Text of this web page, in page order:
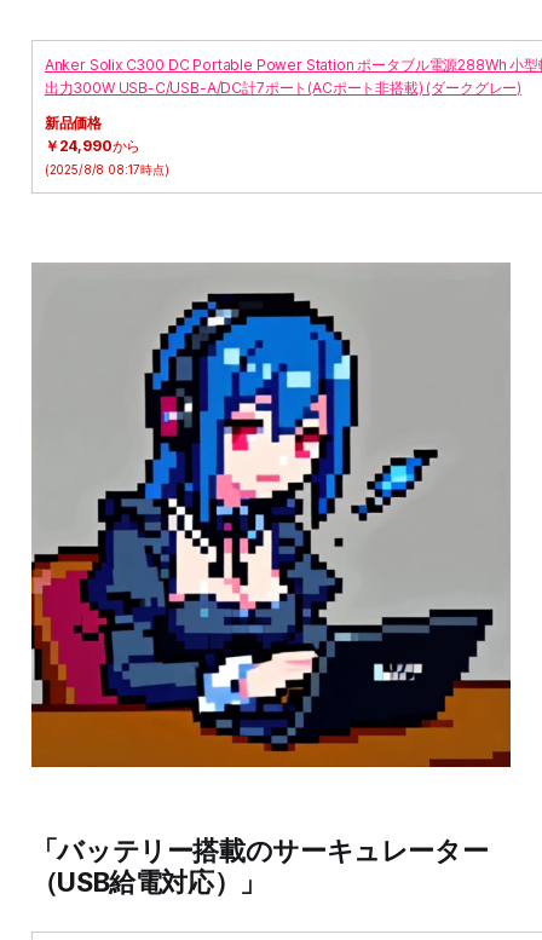
Anker Solix C300 DC Portable Power Station ポータブル電源288Wh 小型
出力300W USB-C/USB-A/DC計7ポート(ACポート非搭載) (ダークグレー)
新品価格
￥24,990から
(2025/8/8 08:17時点)
「バッテリー搭載のサーキュレーター
（USB給電対応）」